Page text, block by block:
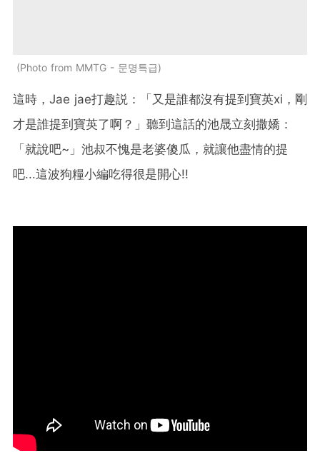
Photo from MMTG - 문명특급
這時，Jae jae打趣説：「又是誰都沒有提到寶英xi，剛
才是誰提到寶英了啊？」聽到這話的池晟立刻撒嬌：
「就說吧~」池叔不愧是老婆傻瓜，就讓他盡情的提
吧...這波狗糧小編吃得很是開心!!